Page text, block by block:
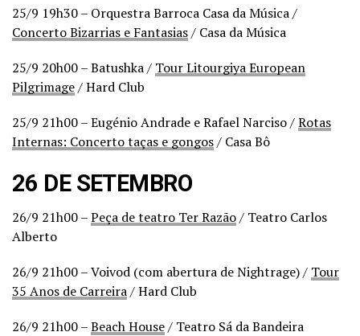
25/9 19h30 – Orquestra Barroca Casa da Música /
Concerto Bizarrias e Fantasias/ Casa da Música
25/9 20h00 – Batushka / Tour Litourgiya European
Pilgrimage/ Hard Club
25/9 21h00 – Eugénio Andrade e Rafael Narciso /Rotas
Internas: Concerto taças e gongos/ Casa Bô
26 DE SETEMBRO
26/9 21h00 –Peça de teatro Ter Razão/ Teatro Carlos
Alberto
26/9 21h00 – Voivod (com abertura de Nightrage) / Tour
35 Anos de Carreira/ Hard Club
26/9 21h00 –Beach House/ Teatro Sá da Bandeira